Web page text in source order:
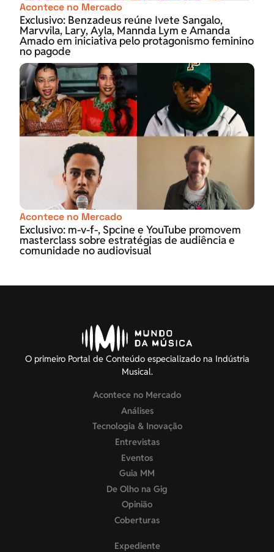
Acontece no Mercado
Exclusivo: Benzadeus reúne Ivete Sangalo,
Marvvila, Lary, Ayla, Mannda Lym e Amanda
Amado em iniciativa pelo protagonismo feminino
no pagode
Acontece no Mercado
Exclusivo: m-v-f-, Spcine e YouTube promovem
masterclass sobre estratégias de audiência e
comunidade no audiovisual
O primeiro Portal de Conteúdo especializado na Indústria
Musical.
Acontece no Mercado
Análises
Tecnologia & Inovação
Entrevistas
Eventos
Guia MM
De Olho na Gig
Opinião
Coberturas
Expediente